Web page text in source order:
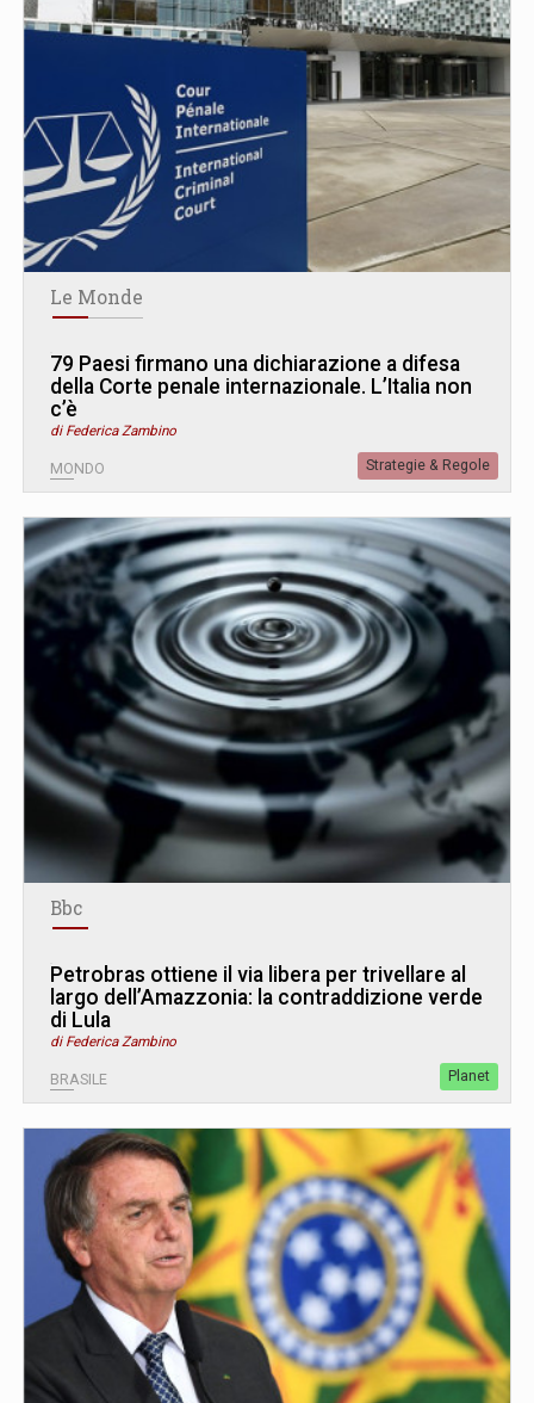
Le Monde
79 Paesi firmano una dichiarazione a difesa
della Corte penale internazionale. L’Italia non
c’è
di Federica Zambino
MONDO Strategie & Regole
Bbc
Petrobras ottiene il via libera per trivellare al
largo dell’Amazzonia: la contraddizione verde
di Lula
di Federica Zambino
BRASILE Planet